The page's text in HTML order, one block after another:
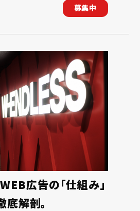
募集中
広告の「仕組み」
底解剖。